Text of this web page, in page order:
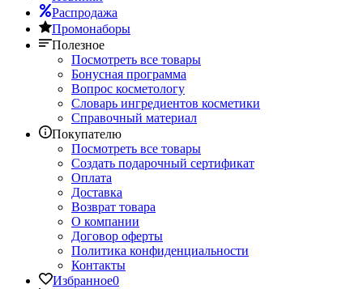
Распродажа
Промонаборы
Полезное
Посмотреть все товары
Бонусная программа
Вопрос косметологу
Словарь ингредиентов косметики
Справочный материал
Покупателю
Посмотреть все товары
Создать подарочный сертификат
Оплата
Доставка
Возврат товара
О компании
Договор оферты
Политика конфиденциальности
Контакты
Избранное0